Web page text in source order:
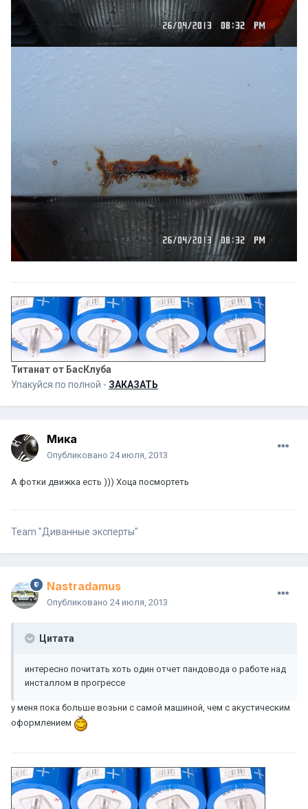
Титанат от БасКлуба
Упакуйся по полной - ЗАКАЗАТЬ
Мика
Опубликовано 24 июля, 2013
А фотки движка есть ))) Хоца посмортеть
Team "Диванные эксперты"
Nastradamus
Опубликовано 24 июля, 2013
Цитата
интересно почитать хоть один отчет пандовода о работе над
инсталлом в прогрессе
у меня пока больше возьни с самой машиной, чем с акустическим
оформлением